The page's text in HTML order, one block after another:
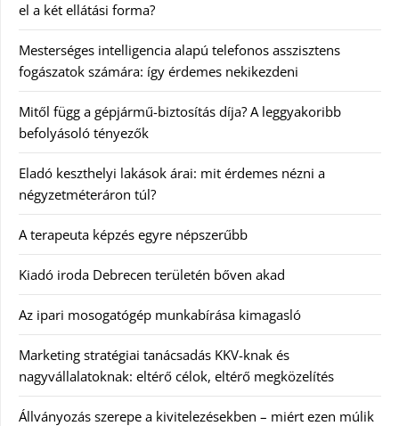
el a két ellátási forma?
Mesterséges intelligencia alapú telefonos asszisztens
fogászatok számára: így érdemes nekikezdeni
Mitől függ a gépjármű-biztosítás díja? A leggyakoribb
befolyásoló tényezők
Eladó keszthelyi lakások árai: mit érdemes nézni a
négyzetméteráron túl?
A terapeuta képzés egyre népszerűbb
Kiadó iroda Debrecen területén bőven akad
Az ipari mosogatógép munkabírása kimagasló
Marketing stratégiai tanácsadás KKV-knak és
nagyvállalatoknak: eltérő célok, eltérő megközelítés
Állványozás szerepe a kivitelezésekben – miért ezen múlik